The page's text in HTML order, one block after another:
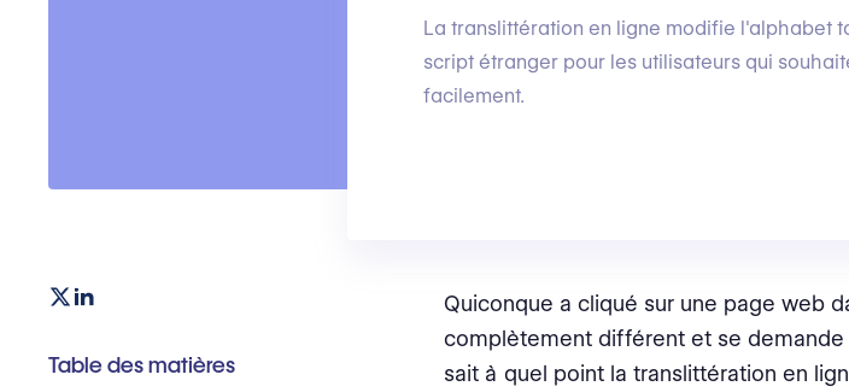
La translittération en ligne modifie l'alphabet
script étranger pour les utilisateurs qui
facilement.
Table des matières
Quiconque a cliqué sur une page web
complètement différent et se
sait à quel point la translittération en